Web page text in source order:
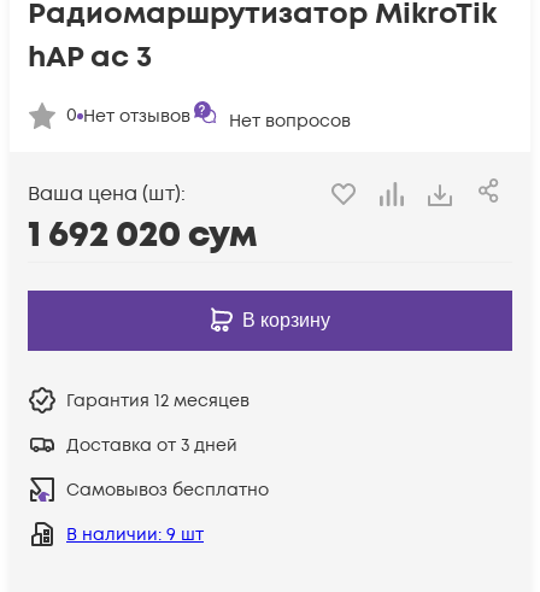
Радиомаршрутизатор MikroTik
hAP ac 3
0 Нет отзывов Нет вопросов
Ваша цена (шт):
1 692 020сум
В корзину
Гарантия 12 месяцев
Доставка от 3 дней
Самовывоз бесплатно
В наличии: 9 шт